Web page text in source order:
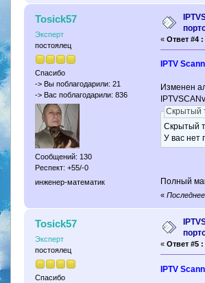
Tosick57
Эксперт
постоялец
Спасибо
-> Вы поблагодарили: 21
-> Вас поблагодарили: 836
Сообщений: 130
Респект: +55/-0
инженер-математик
«Ответ #4 :
IPTV
Изменен
Скрытый
Скрытый
У вас нет
Полный
«
Tosick57
Эксперт
постоялец
Спасибо
«Ответ #5 :
IPTV